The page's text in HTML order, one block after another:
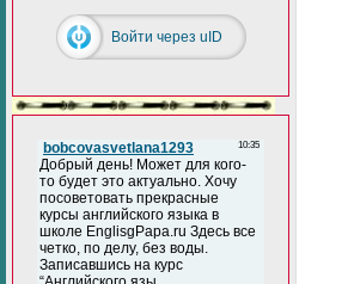
Войти через uID